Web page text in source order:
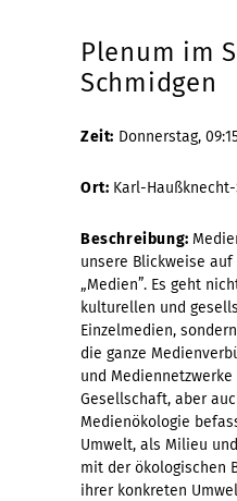
Plenum im
Schmidgen
Zeit: Donnerstag,
Ort: Karl-
Beschreibung:
unsere Blickweise auf
„Medien”. Es geht
kulturellen und
Einzelmedien,
die ganze
und
Gesellschaft, aber
Medienökologie
Umwelt, als Milieu
mit der ökologischen
ihrer konkreten